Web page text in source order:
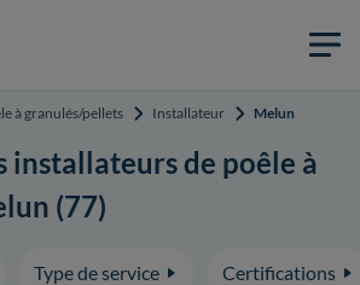
à granulés/pellets Installateur Melun
installateurs de poêle à
(77)
Type de service Certifications